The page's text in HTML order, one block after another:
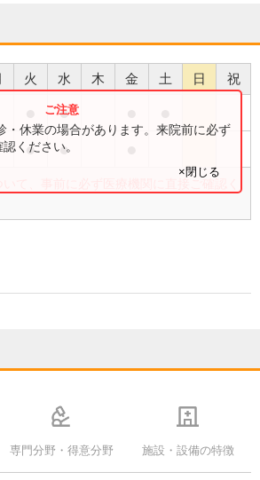
火 水 木 金 土 日 祝
●
● ●
て、事前に必ず医療機関に直接ご確認く
・休業の場合があります。来院前に必ず
ください。
×閉じる
専門分野・得意分野 施設・設備の特徴